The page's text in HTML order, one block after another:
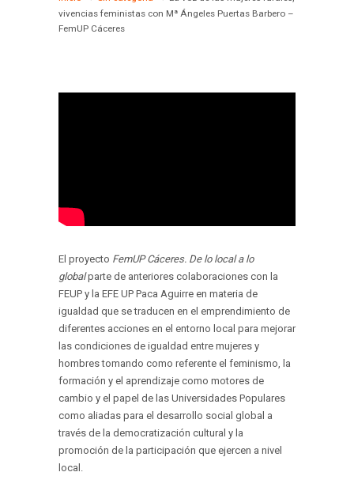
vivencias feministas con Mª Ángeles Puertas Barbero –
FemUP Cáceres
El proyecto FemUP Cáceres. De lo local a lo
globalparte de anteriores colaboraciones con la
FEUP y la EFE UP Paca Aguirre en materia de
igualdad que se traducen en el emprendimiento de
diferentes acciones en el entorno local para mejorar
las condiciones de igualdad entre mujeres y
hombres tomando como referente el feminismo, la
formación y el aprendizaje como motores de
cambio y el papel de las Universidades Populares
como aliadas para el desarrollo social global a
través de la democratización cultural y la
promoción de la participación que ejercen a nivel
local.